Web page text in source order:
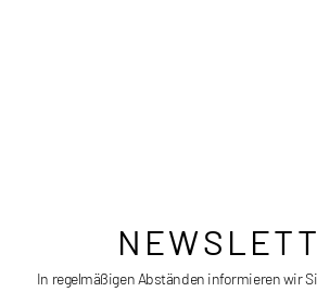
In regelmäßigen Abständen informieren wir